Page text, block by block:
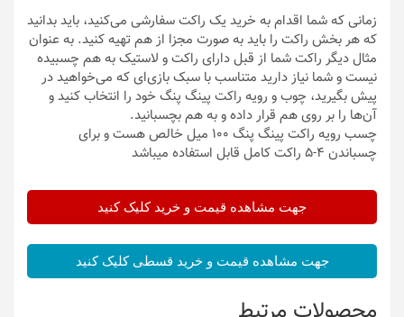
زمانی که شما اقدام به خرید یک راکت سفارشی می‌کنید، باید بدانید
که هر بخش راکت را باید به صورت مجزا از هم تهیه کنید. به عنوان
مثال دیگر راکت شما از قبل دارای راکت و لاستیک به هم چسبیده
نیست و شما نیاز دارید متناسب با سبک بازی‌ای که می‌خواهید در
پیش بگیرید، چوب و رویه راکت پینگ پنگ خود را انتخاب کنید و
آن‌ها را بر روی هم قرار داده و به هم بچسبانید.
چسب رویه راکت پینگ پنگ 100 میل خالص هست و برای
چسباندن 4-5 راکت کامل قابل استفاده میباشد
جهت مشاهده قیمت و خرید کلیک کنید
جهت مشاهده قیمت و خرید قسطی کلیک کنید